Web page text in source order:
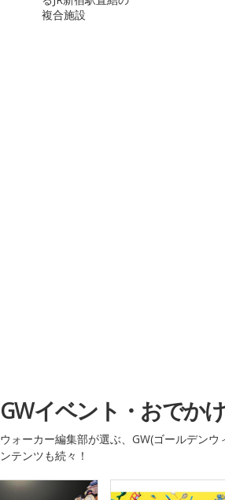
複合施設
GWイベント・おでか
ウォーカー編集部が選ぶ、GW(ゴールデン
ンテンツも続々！